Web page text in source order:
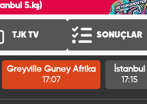
5.kş)
TJK TV SONUÇLAR
Greyville Guney Afrika
17:07
İstanbul
17:15